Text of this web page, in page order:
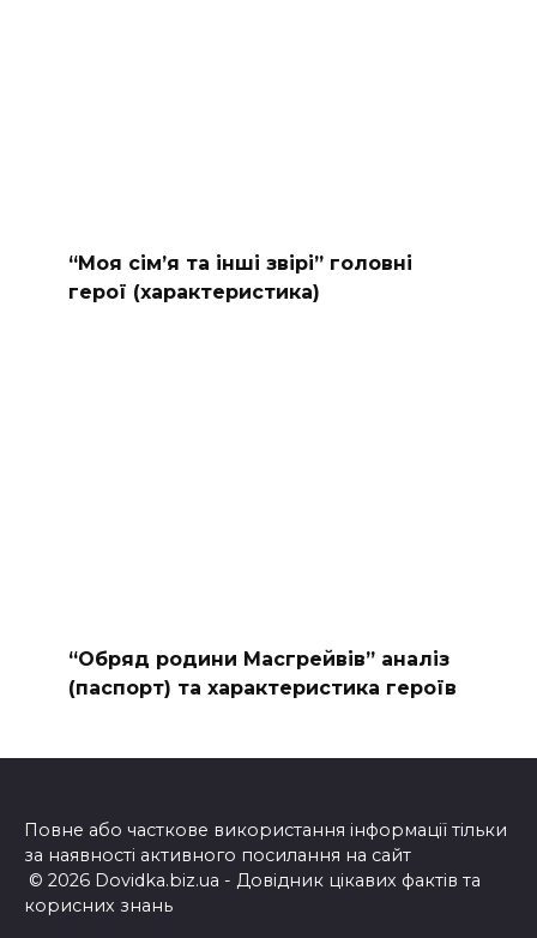
“Моя сімʼя та інші звірі” головні
герої (характеристика)
“Обряд родини Масгрейвів” аналіз
(паспорт) та характеристика героїв
Повне або часткове використання інформації тільки
за наявності активного посилання на сайт
© 2026 Dovidka.biz.ua - Довідник цікавих фактів та
корисних знань